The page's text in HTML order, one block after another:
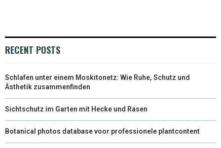
RECENT POSTS
Schlafen unter einem Moskitonetz: Wie Ruhe, Schutz und
Ästhetik zusammenfinden
Sichtschutz im Garten mit Hecke und Rasen
Botanical photos database voor professionele plantcontent